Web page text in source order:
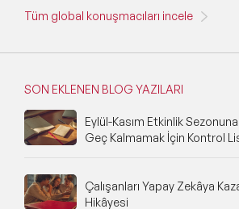
Tüm global konuşmacıları incele
SON EKLENEN BLOG YAZILARI
Eylül-Kasım Etkinlik
Geç Kalmamak İçin Kontrol
Çalışanları Yapay Zekâya
Hikâyesi